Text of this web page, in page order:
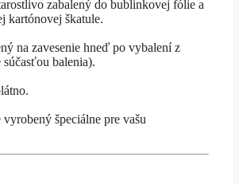
zabalený do bublinkovej fólie a
kartónovej škatule.
na zavesenie hneď po vybalení z
balenia).
špeciálne pre vašu